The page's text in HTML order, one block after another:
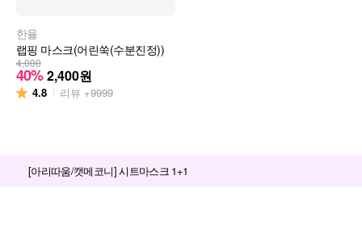
한율
랩핑 마스크(어린쑥(수분진정))
4,000
40% 2,400원
4.8 리뷰 +9999
[아리따움/캣메코니] 시트마스크 1+1